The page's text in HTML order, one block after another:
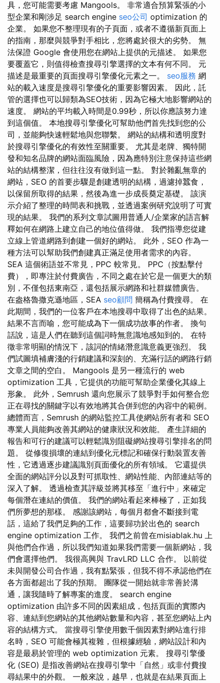
具，您可能需要考慮 Mangools。 非常適合預算緊張的小
型企業和剛涉足 search engine seo公司 optimization 的
企業。 如果您不整理現有的子頁面，或者不遵循新頁面上
的指南，那麼與競爭對手相比，您將處於很大的劣勢。 無
法保證 Google 會使用您在網站上提供的元描述。 如果您
要覆蓋它，則值得檢查搜尋引擎選擇的文本有何不同。 元
描述是最重要的頁面搜尋引擎優化元素之一。 seo服務 網
站的載入速度是搜尋引擎優化的重要影響因素。 因此，託
管的選擇也可以歸類為SEO技術，因為它極大地影響網站的
速度。 網站的平均載入時間是0.99秒，所以你應該努力達
到這個值。 本地搜尋引擎優化可幫助他們首先找到您的公
司，並能夠快速輕鬆地與您聯繫。 網站的結構和透明度對
於搜尋引擎優化的有效性至關重要。 尤其是老牌、獨特開
發和知名品牌的網站面臨風險，因為應特別注意保持這些網
站的結構整潔，但往往沒有做到這一點。 對於雜亂無章的
網站，SEO 的首要步驟是創建透明的結構，過濾掉蠶食，
以保留所取得的結果，然後為進一步成長奠定基礎。 該演
示介紹了整理的時間表和挑戰，並透過案例研究說明了可實
現的結果。 我們的系列文章試圖用普通人/企業家的語言解
釋如何在網路上建立自己的地位值得做。 我們指導您從建
立線上管道網路到創建一個好的網站。 此外，SEO 作為一
種方法可以幫助我們創建真正滿足使用者需求的內容。
SEA 這個術語並不常見，PPC 較常見。 PPC（按點擊付
費），即專注於付費廣告，不同之處在於它是一個更大的類
別，不僅包括東南亞，還包括展示網路和社群媒體廣告。
在盎格魯撒克遜地區，SEA seo顧問 簡稱為付費搜尋。 在
此期間，我們的一位客戶在本地搜尋中取得了出色的結果。
結果不言而喻，您可能成為下一個成功故事的作者。 換句
話說，這是人們在聽到這個詞時無意識地感知到的。 在特
徵非常明顯的情況下，該詞的情緒潛意識意義更強烈。 我
們試圖填補膚淺的行銷建議和深刻的、充滿行話的網路行銷
文章之間的空白。 Mangools 是另一種流行的 web
optimization 工具，它提供的功能可幫助企業優化其線上
形象。 此外，Semrush 還向您展示了競爭對手如何整合您
正在尋找的關鍵字以有效地將其合併到您的內容中的範例。
總體而言，Semrush 的網站監控工具使網站所有者和 SEO
專業人員能夠改善其網站的健康狀況和效能。 產生詳細的
報告和可行的建議可以輕鬆識別阻礙網站搜尋引擎排名的問
題。 從修復損壞的連結到優化元標記和確保行動裝置友善
性，它透過逐步建議識別頁面優化的所有領域。 它還提供
全面的網站評分以及對可抓取性、網站性能、內部連結等的
深入了解。 透過檢查其評級並將其移至「進行中」來確定
每個潛在連結的價值。 我們的網站看起來棒極了，正如我
們所夢想的那樣。 感謝該網站，每個月都會不斷接到電
話，這給了我們足夠的工作，這要歸功於出色的 search
engine optimization 工作。 我們之前曾在misiablak.hu 上
與他們合作過，所以我們知道如果我們需要一個新網站，我
們會選擇他們。 我很高興與 TravLRD LLC 合作。 以前從
未與開發公司合作過，我有點緊張，但我不得不承認他們在
各方面都超出了我的預期。 團隊從一開始就非常善於溝
通，讓我隨時了解專案的進度。 search engine
optimization 由許多不同的因素組成，包括頁面的實際內
容、連結到您網站的其他網站數量和內容，甚至您網站上內
容的結構方式。 當搜尋引擎使用數千個因素對網站進行排
名時，SEO 可能會極其複雜，但根據經驗，網站設計和內
容是最易於管理的 web optimization 元素。 搜尋引擎優
化 (SEO) 是指改善網站在搜尋引擎中「自然」或非付費搜
尋結果中的外觀。 一般來說，越早，也就是在結果頁面上